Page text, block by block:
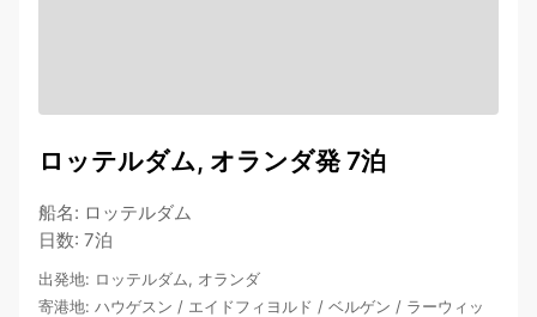
ロッテルダム, オランダ発 7泊
船名: ロッテルダム
日数: 7泊
出発地: ロッテルダム, オランダ
寄港地: ハウゲスン / エイドフィヨルド / ベルゲン / ラーウィッ